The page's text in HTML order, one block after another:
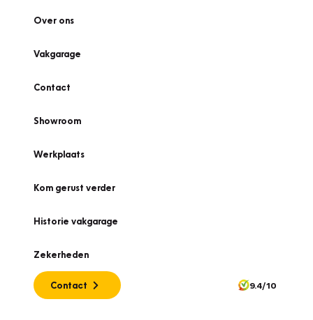
Over ons
Vakgarage
Contact
Showroom
Werkplaats
Kom gerust verder
Historie vakgarage
Zekerheden
Contact 9.4/10